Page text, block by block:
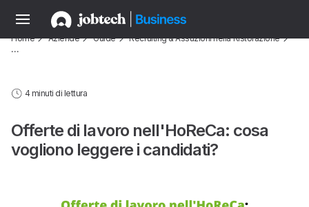
Home Aziende Guide
Recruiting & Assuzioni nella Ristorazione
…
4 minuti di lettura
Offerte di lavoro nell'HoReCa: cosa
vogliono leggere i candidati?